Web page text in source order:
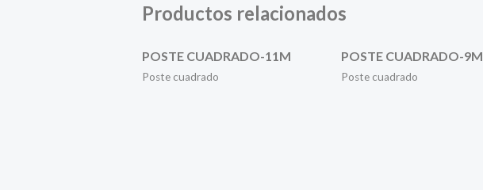
Productos relacionados
POSTE CUADRADO-11M
Poste cuadrado
POSTE CUADRADO-9M
Poste cuadrado